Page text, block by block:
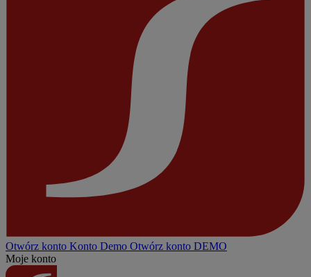
Otwórz konto Konto Demo Otwórz konto DEMO
Moje konto